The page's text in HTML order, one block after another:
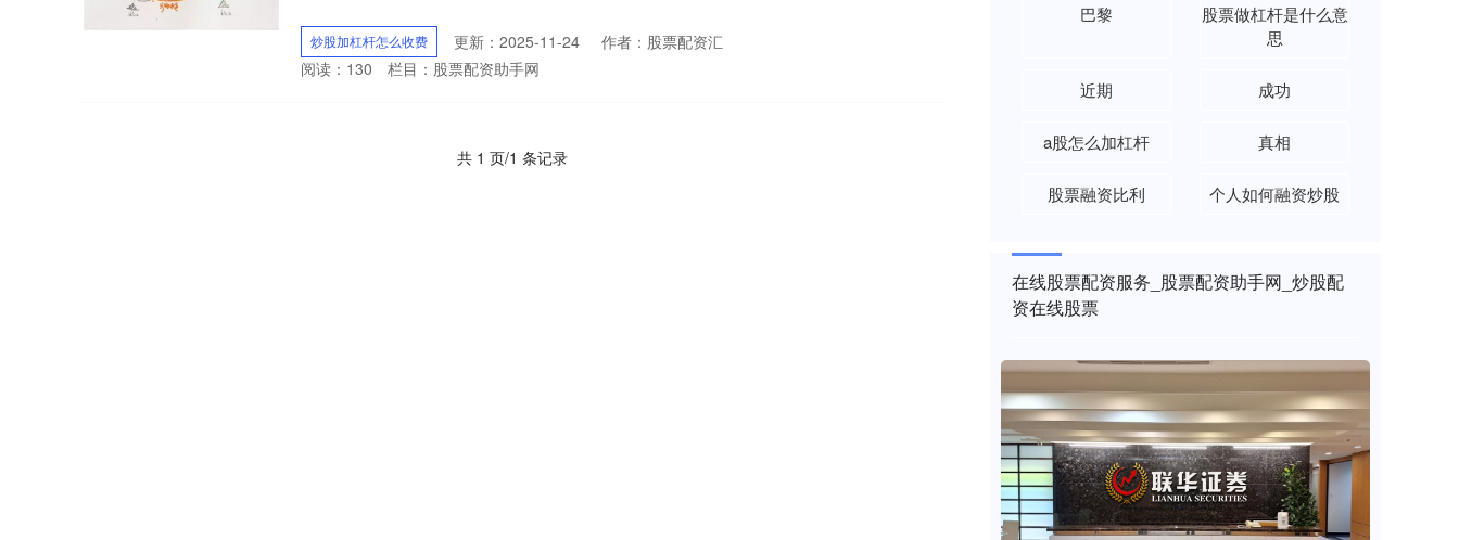
炒股加杠杆怎么收费 更新：2025-11-24
作者：股票配资汇
阅读： 130 栏目： 股票配资助手网
共 1 页/1 条记录
巴黎
股票做杠杆是什么意
思
近期 成功
a股怎么加杠杆 真相
股票融资比利 个人如何融资炒股
在线股票配资服务_股票配资助手网_炒股配
资在线股票